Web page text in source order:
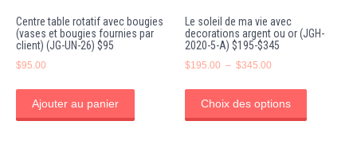
Centre table rotatif avec bougies
(vases et bougies fournies par
client) (JG-UN-26) $95
$95.00
Ajouter au panier
Le soleil de ma vie avec
decorations argent ou or (JGH-
2020-5-A) $195-$345
$195.00 – $345.00
Choix des options
a